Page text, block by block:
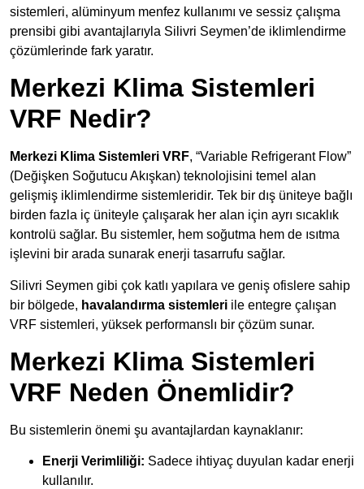
sistemleri, alüminyum menfez kullanımı ve sessiz çalışma
prensibi gibi avantajlarıyla Silivri Seymen’de iklimlendirme
çözümlerinde fark yaratır.
Merkezi Klima Sistemleri
VRF Nedir?
Merkezi Klima Sistemleri VRF, “Variable Refrigerant Flow”
(Değişken Soğutucu Akışkan) teknolojisini temel alan
gelişmiş iklimlendirme sistemleridir. Tek bir dış üniteye bağlı
birden fazla iç üniteyle çalışarak her alan için ayrı sıcaklık
kontrolü sağlar. Bu sistemler, hem soğutma hem de ısıtma
işlevini bir arada sunarak enerji tasarrufu sağlar.
Silivri Seymen gibi çok katlı yapılara ve geniş ofislere sahip
bir bölgede, havalandırma sistemleri ile entegre çalışan
VRF sistemleri, yüksek performanslı bir çözüm sunar.
Merkezi Klima Sistemleri
VRF Neden Önemlidir?
Bu sistemlerin önemi şu avantajlardan kaynaklanır:
Enerji Verimliliği: Sadece ihtiyaç duyulan kadar enerji
kullanılır.